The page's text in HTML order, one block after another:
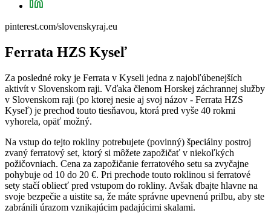
pinterest.com/slovenskyraj.eu
Ferrata HZS Kyseľ
Za posledné roky je Ferrata v Kyseli jedna z najobľúbenejších
aktivít v Slovenskom raji. Vďaka členom Horskej záchrannej služby
v Slovenskom raji (po ktorej nesie aj svoj názov - Ferrata HZS
Kyseľ) je prechod touto tiesňavou, ktorá pred vyše 40 rokmi
vyhorela, opäť možný.
Na vstup do tejto rokliny potrebujete (povinný) špeciálny postroj
zvaný ferratový set, ktorý si môžete zapožičať v niekoľkých
požičovniach. Cena za zapožičanie ferratového setu sa zvyčajne
pohybuje od 10 do 20 €. Pri prechode touto roklinou si ferratové
sety stačí obliecť pred vstupom do rokliny. Avšak dbajte hlavne na
svoje bezpečie a uistite sa, že máte správne upevnenú prilbu, aby ste
zabránili úrazom vznikajúcim padajúcimi skalami.